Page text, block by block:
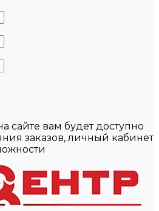
сайте вам будет доступно
заказов, личный кабинет